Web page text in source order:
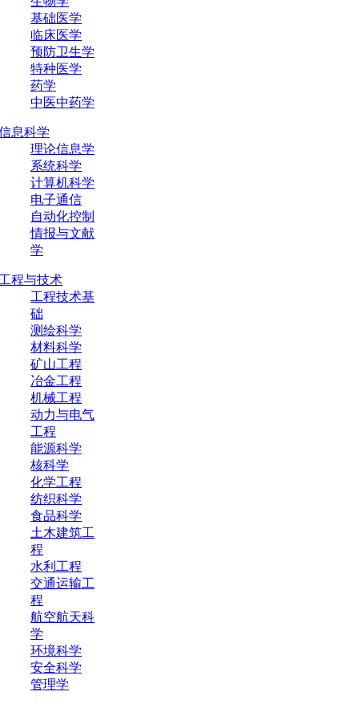
基础医学
临床医学
预防卫生学
特种医学
药学
中医中药学
息科学
理论信息学
系统科学
计算机科学
电子通信
自动化控制
情报与文献
学
程与技术
工程技术基
础
测绘科学
材料科学
矿山工程
冶金工程
机械工程
动力与电气
工程
能源科学
核科学
化学工程
纺织科学
食品科学
土木建筑工
程
水利工程
交通运输工
程
航空航天科
学
环境科学
安全科学
管理学